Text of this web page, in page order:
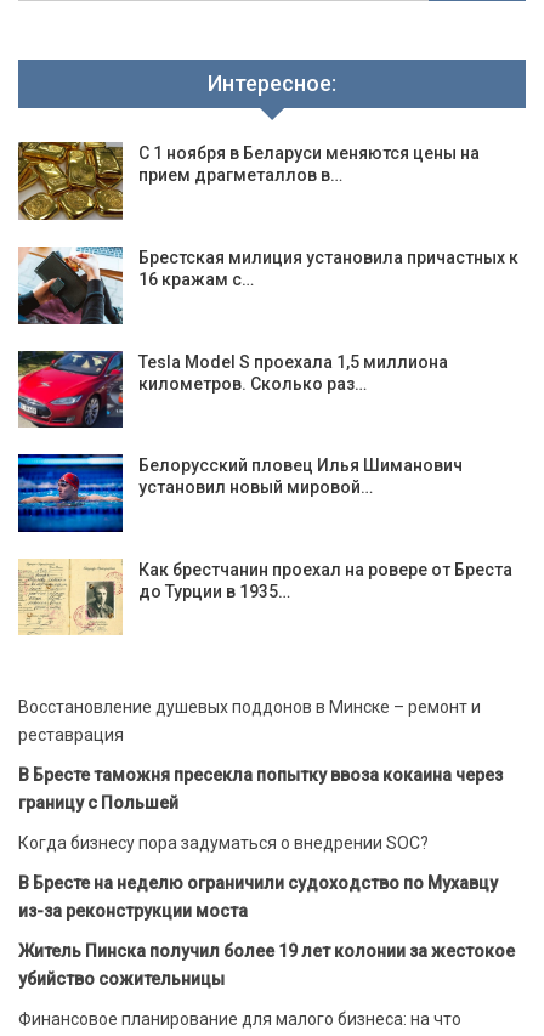
Интересное:
С 1 ноября в Беларуси меняются цены на
прием драгметаллов в…
Брестская милиция установила причастных к
16 кражам с…
Tesla Model S проехала 1,5 миллиона
километров. Сколько раз…
Белорусский пловец Илья Шиманович
установил новый мировой…
Как брестчанин проехал на ровере от Бреста
до Турции в 1935…
Восстановление душевых поддонов в Минске – ремонт и
реставрация
В Бресте таможня пресекла попытку ввоза кокаина через
границу с Польшей
Когда бизнесу пора задуматься о внедрении SOC?
В Бресте на неделю ограничили судоходство по Мухавцу
из-за реконструкции моста
Житель Пинска получил более 19 лет колонии за жестокое
убийство сожительницы
Финансовое планирование для малого бизнеса: на что